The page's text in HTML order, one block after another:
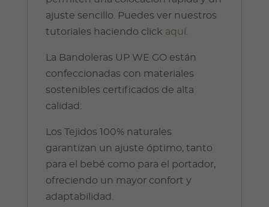
ajuste sencillo. Puedes ver nuestros
tutoriales haciendo click aquí
La Bandoleras UP WE GO están
confeccionadas con materiales
sostenibles certificados de alta
calidad:
Los Tejidos 100% naturales
garantizan un ajuste óptimo, tanto
para el bebé como para el portador,
ofreciendo un mayor confort y
adaptabilidad.